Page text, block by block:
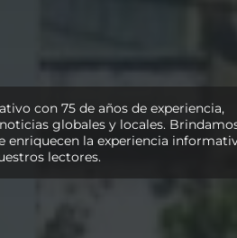
con 75 de años de experiencia,
globales y locales.
enriquecen la experiencia
lectores.